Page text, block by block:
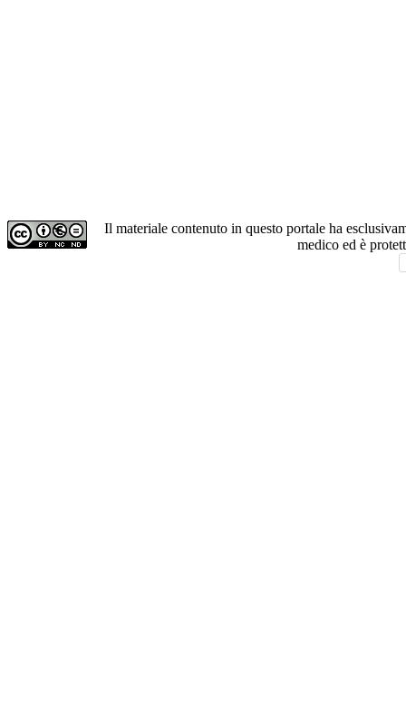
Il materiale contenuto in questo portale ha
medico ed è